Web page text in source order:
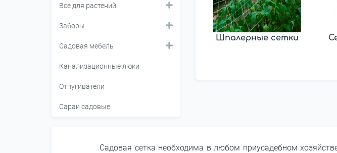
Все для растений
Заборы
Садовая мебель
Канализационные люки
Отпугиватели
Сараи садовые
Шпалерные сетки
Садовая сетка необходима в любом приусадебном